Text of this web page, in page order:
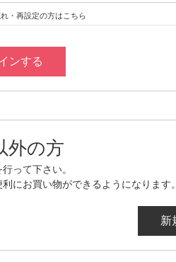
・再設定の方はこちら
外の方
って下さい。
にお買い物ができるようになります。